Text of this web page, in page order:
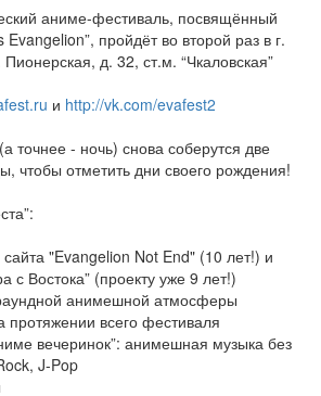
аниме-фестиваль, посвящённый
пройдёт во второй раз в г.
д. 32, ст.м. “Чкаловская”
и http://vk.com/evafest2
точнее - ночь) снова соберутся две
чтобы отметить дни своего рождения!
"Evangelion Not End" (10 лет!) и
с Востока” (проекту уже 9 лет!)
анимешной атмосферы
протяжении всего фестиваля
вечеринок”: анимешная музыка без
J-Pop